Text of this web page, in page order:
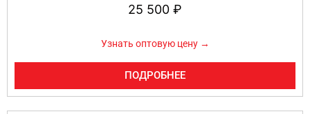
25 500 ₽
Узнать оптовую цену →
ПОДРОБНЕЕ